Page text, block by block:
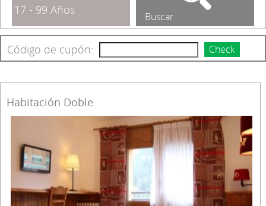
17 - 99 Años Buscar
Código de cupón: Check
Habitación Doble